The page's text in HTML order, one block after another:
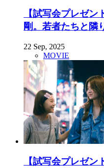
【試写会プレゼ
剛。若者たちと隣
22 Sep, 2025
MOVIE
【試写会プレゼ